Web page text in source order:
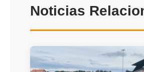
Noticias